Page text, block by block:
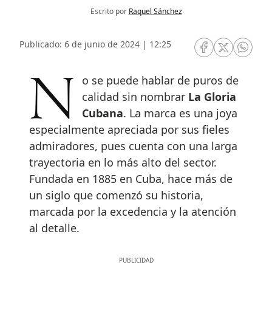
Escrito por Raquel Sánchez
Publicado: 6 de junio de 2024 | 12:25
RRSS Facebook
RRSSRRSS
No se puede hablar de puros de calidad sin nombrar La Gloria
Cubana. La marca es una joya
especialmente apreciada por sus fieles
admiradores, pues cuenta con una larga
trayectoria en lo más alto del sector.
Fundada en 1885 en Cuba, hace más de
un siglo que comenzó su historia,
marcada por la excedencia y la atención
al detalle.